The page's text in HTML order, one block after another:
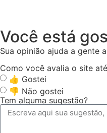
Você está
Sua opinião ajuda a gente
Como você avalia o site
👍 Gostei
👎 Não gostei
Tem alguma sugestão?